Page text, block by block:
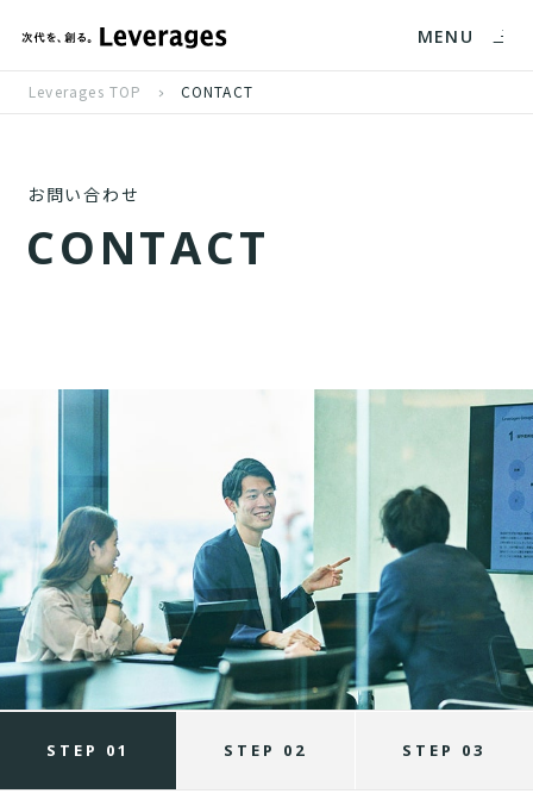
MENU
Leverages TOP CONTACT
お問い合わせ
CONTACT
STEP 01 STEP 02 STEP 03